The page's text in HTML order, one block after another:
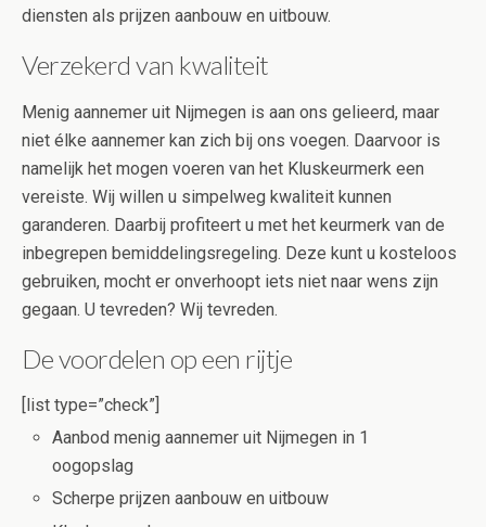
diensten als prijzen aanbouw en uitbouw.
Verzekerd van kwaliteit
Menig aannemer uit Nijmegen is aan ons gelieerd, maar
niet élke aannemer kan zich bij ons voegen. Daarvoor is
namelijk het mogen voeren van het Kluskeurmerk een
vereiste. Wij willen u simpelweg kwaliteit kunnen
garanderen. Daarbij profiteert u met het keurmerk van de
inbegrepen bemiddelingsregeling. Deze kunt u kosteloos
gebruiken, mocht er onverhoopt iets niet naar wens zijn
gegaan. U tevreden? Wij tevreden.
De voordelen op een rijtje
[list type=”check”]
Aanbod menig aannemer uit Nijmegen in 1
oogopslag
Scherpe prijzen aanbouw en uitbouw